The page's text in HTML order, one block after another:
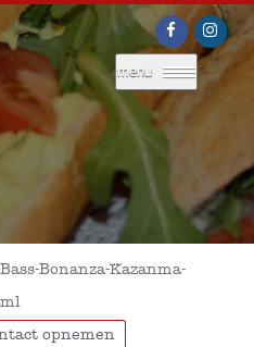
menu
Bonanza-Kazanma-
opnemen